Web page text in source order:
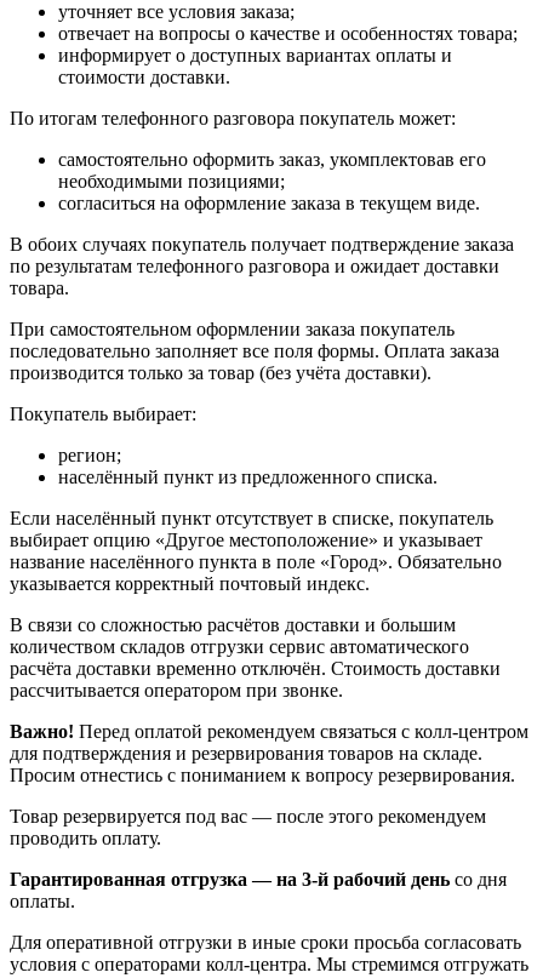
уточняет все условия заказа;
отвечает на вопросы о качестве и особенностях товара;
информирует о доступных вариантах оплаты и
стоимости доставки.
По итогам телефонного разговора покупатель может:
самостоятельно оформить заказ, укомплектовав его
необходимыми позициями;
согласиться на оформление заказа в текущем виде.
В обоих случаях покупатель получает подтверждение заказа
по результатам телефонного разговора и ожидает доставки
товара.
При самостоятельном оформлении заказа покупатель
последовательно заполняет все поля формы. Оплата заказа
производится только за товар (без учёта доставки).
Покупатель выбирает:
регион;
населённый пункт из предложенного списка.
Если населённый пункт отсутствует в списке, покупатель
выбирает опцию «Другое местоположение» и указывает
название населённого пункта в поле «Город». Обязательно
указывается корректный почтовый индекс.
В связи со сложностью расчётов доставки и большим
количеством складов отгрузки сервис автоматического
расчёта доставки временно отключён. Стоимость доставки
рассчитывается оператором при звонке.
Важно! Перед оплатой рекомендуем связаться с колл‑центром
для подтверждения и резервирования товаров на складе.
Просим отнестись с пониманием к вопросу резервирования.
Товар резервируется под вас — после этого рекомендуем
проводить оплату.
Гарантированная отгрузка — на 3‑й рабочий день со дня
оплаты.
Для оперативной отгрузки в иные сроки просьба согласовать
условия с операторами колл‑центра. Мы стремимся отгружать